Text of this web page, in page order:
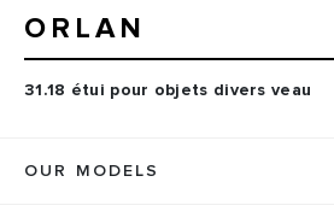
ORLAN
31.18 étui pour objets divers veau
OUR MODELS